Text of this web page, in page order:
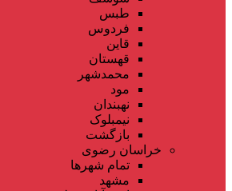
طبس
فردوس
قاین
قهستان
محمدشهر
مود
نهبندان
نیمبلوک
بازگشت
خراسان رضوی
تمام شهر‌ها
مشهد